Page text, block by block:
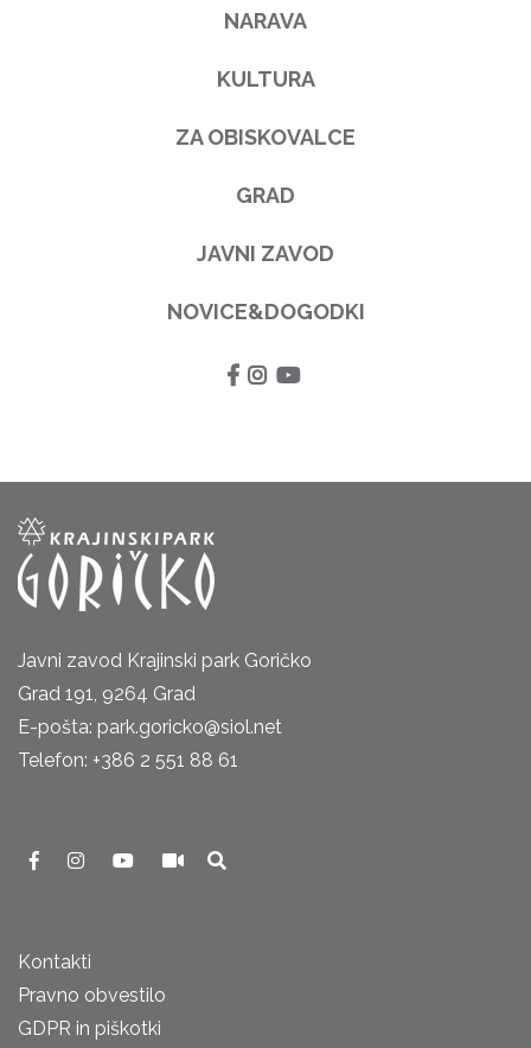
NARAVA
KULTURA
ZA OBISKOVALCE
GRAD
JAVNI ZAVOD
NOVICE&DOGODKI
Javni zavod Krajinski park Goričko
Grad 191, 9264 Grad
E-pošta: park.goricko@siol.net
Telefon: +386 2 551 88 61
Kontakti
Pravno obvestilo
GDPR in piškotki